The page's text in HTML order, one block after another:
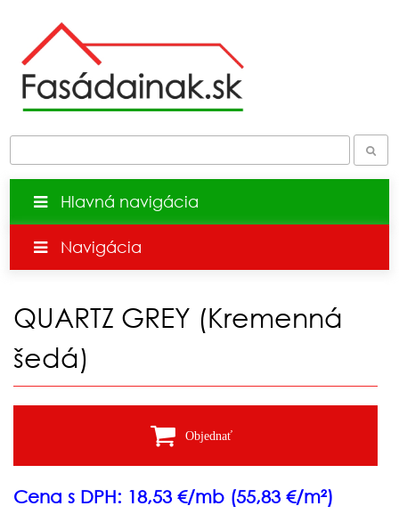
Hlavná navigácia
Navigácia
QUARTZ GREY (Kremenná
šedá)
Objednať
Cena s DPH: 18,53 €/mb (55,83 €/m²)